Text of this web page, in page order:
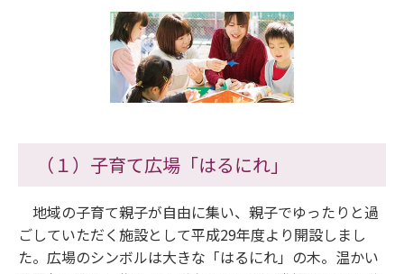
（１）子育て広場「はるにれ」
地域の子育て親子が自由に集い、親子でゆったりと過
ごしていただく施設として平成29年度より開設しまし
た。広場のシンボルは大きな「はるにれ」の木。温かい